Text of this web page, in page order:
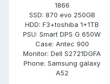
1866
SSD: 870 evo 250GB
HDD: F3+toshiba 1+1TB
PSU: Smart DPS G 650W
Case: Antec 900
Monitor: Dell S2721DGFA
Phone: Samsung galaxy
A52